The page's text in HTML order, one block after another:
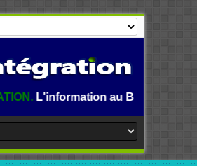
au Benin, en Afrique et dans le